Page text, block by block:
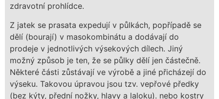
zdravotní prohlídce.
Z jatek se prasata expedují v půlkách, popřípadě se
dělí (bourají) v masokombinátu a dodávají do
prodeje v jednotlivých výsekových dílech. Jiný
možný způsob je ten, že se půlky dělí jen částečně.
Některé části zůstávají ve výrobě a jiné přicházejí do
výseku. Takovou úpravou jsou tzv. vepřové předky
(bez kýty, přední nožky, hlavy a laloku). nebo kostry